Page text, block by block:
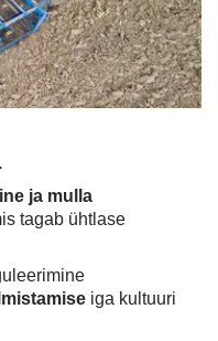
ja mulla
tagab ühtlase
iga kultuuri